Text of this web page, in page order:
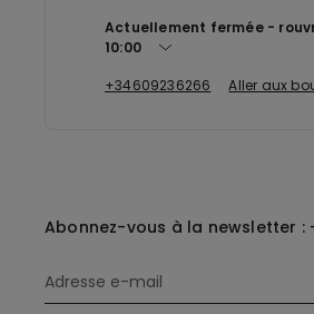
Actuellement fermée
10:00
+34609236266
Aller aux
Abonnez-vous à la newsletter :